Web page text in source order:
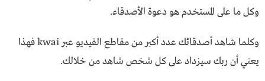
وكل ما على المستخدم هو دعوة الأصدقاء.
وكلما شاهد أصدقائك عدد أكبر من مقاطع الفيديو عبر kwai فهذا
يعني أن ربك سيزداد على كل شخص شاهد من خلالك.